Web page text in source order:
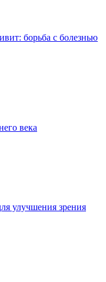
борьба с болезнью
века
улучшения зрения